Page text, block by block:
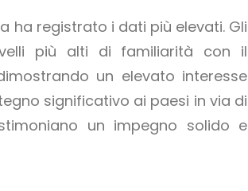
ha registrato i dati più elevati. Gli
più alti di familiarità con il
un elevato interesse
significativo ai paesi in via di
un impegno solido e